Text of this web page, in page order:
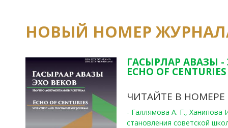
НОВЫЙ НОМЕР
ГАСЫРЛАР АВАЗЫ -
ECHO OF
ЧИТАЙТЕ В НОМЕРЕ
- Галлямова А. Г.,
становления советской